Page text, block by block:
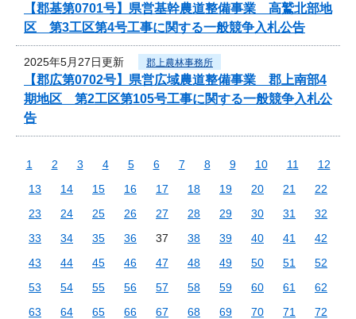
【郡基第0701号】県営基幹農道整備事業 高鷲北部地
区 第3工区第4号工事に関する一般競争入札公告
2025年5月27日更新 郡上農林事務所
【郡広第0702号】県営広域農道整備事業 郡上南部4
期地区 第2工区第105号工事に関する一般競争入札公
告
1 2 3 4 5 6 7 8 9 10 11
12
13
14 15 16 17 18 19 20 21
22
23
24 25 26 27 28 29 30 31
32
33
34 35 36 37 38 39 40 41
42
43
44 45 46 47 48 49 50 51
52
53
54 55 56 57 58 59 60 61
62
63
64 65 66 67 68 69 70 71
72